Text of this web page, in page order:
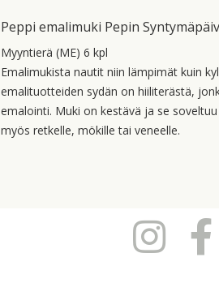
Peppi emalimuki Pepin
Myyntierä (ME) 6 kpl
Emalimukista nautit niin lämpimät kuin
emalituotteiden sydän on hiiliterästä,
emalointi. Muki on kestävä ja se
myös retkelle, mökille tai veneelle.